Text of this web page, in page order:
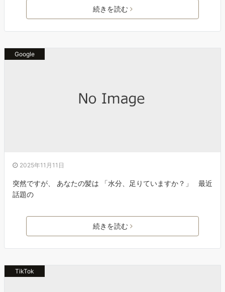
続きを読む
Google
2025年11月11日
突然ですが、 あなたの髪は 「水分、足りていますか？」 最近
話題の
続きを読む
TikTok